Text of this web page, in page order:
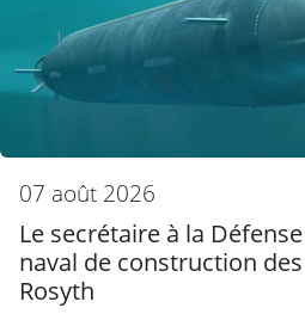
07 août 2026
Le secrétaire à la
naval de construction
Rosyth